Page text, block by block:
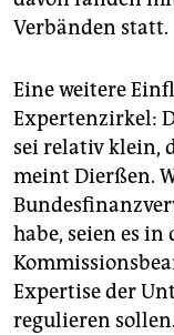
Verbänden statt.
Eine weitere
Expertenzirkel:
sei relativ klein,
meint Dierßen.
habe, seien es
Expertise der
regulieren